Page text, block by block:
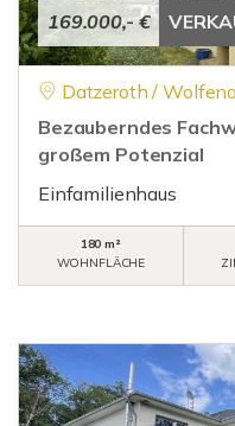
169.000,- €
Datzeroth /
Bezauberndes
großem Potenzial
Einfamilienhaus
180 m²
WOHNFLÄCHE